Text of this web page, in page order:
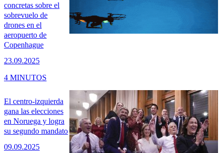
concretas sobre el
sobrevuelo de
drones en el
aeropuerto de
Copenhague
23.09.2025
4 MINUTOS
El centro-izquierda
gana las elecciones
en Noruega y logra
su segundo mandato
09.09.2025